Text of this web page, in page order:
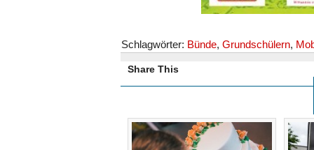
Schlagwörter: Bünde, Grundschülern,
Share This